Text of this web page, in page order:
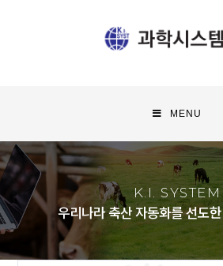
MENU
K.I. SYSTEM
우리나라 축산 자동화를 선도